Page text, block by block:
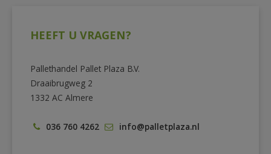
HEEFT U VRAGEN?
Pallethandel Pallet Plaza B.V.
Draaibrugweg 2
1332 AC Almere
036 760 4262 info@palletplaza.nl